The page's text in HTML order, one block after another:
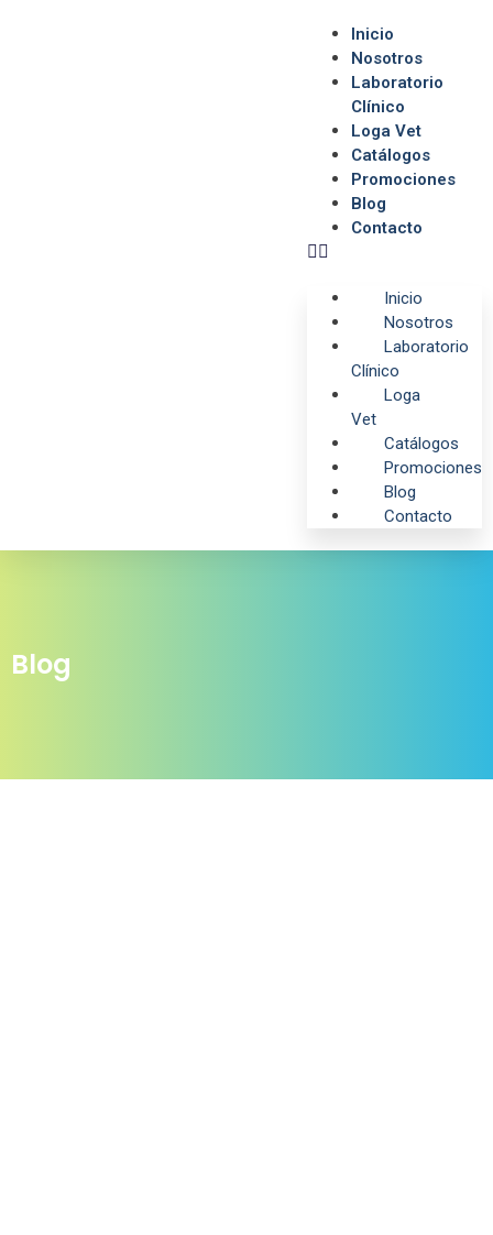
Inicio
Nosotros
Laboratorio
Clínico
Loga Vet
Catálogos
Promociones
Blog
Contacto
Inicio
Nosotros
Laboratorio
Clínico
Loga
Vet
Catálogos
Promociones
Blog
Contacto
Blog